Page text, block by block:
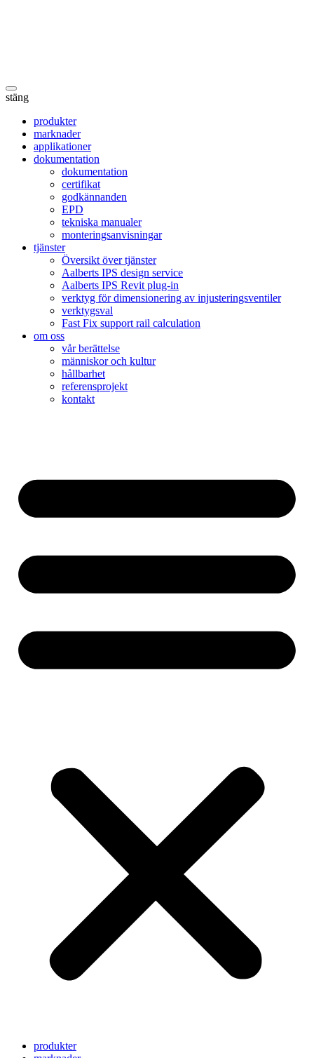
stäng
produkter
marknader
applikationer
dokumentation
dokumentation
certifikat
godkännanden
EPD
tekniska manualer
monteringsanvisningar
tjänster
Översikt över tjänster
Aalberts IPS design service
Aalberts IPS Revit plug-in
verktyg för dimensionering av injusteringsventiler
verktygsval
Fast Fix support rail calculation
om oss
vår berättelse
människor och kultur
hållbarhet
referensprojekt
kontakt
produkter